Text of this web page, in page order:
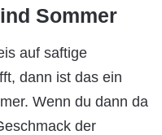
Sommer
auf saftige
dann ist das ein
Wenn du dann da
der